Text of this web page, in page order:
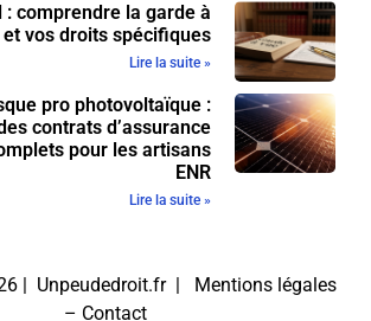
: comprendre la garde à
et vos droits spécifiques
Lire la suite »
pro photovoltaïque :
contrats d’assurance
pour les artisans
ENR
Lire la suite »
| Unpeudedroit.fr | Mentions légales
– Contact